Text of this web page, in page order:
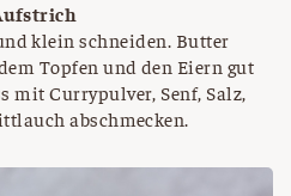
klein schneiden. Butter
Topfen und den Eiern gut
mit Currypulver, Senf, Salz,
abschmecken.